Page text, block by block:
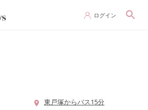
ログイン
東戸塚からバス15分